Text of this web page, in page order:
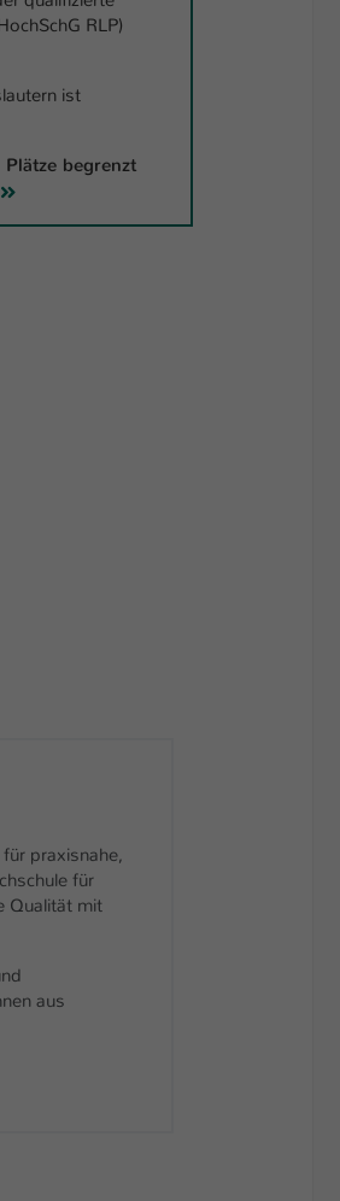
RLP)
ist
begrenzt
praxisnahe,
für
Qualität mit
aus